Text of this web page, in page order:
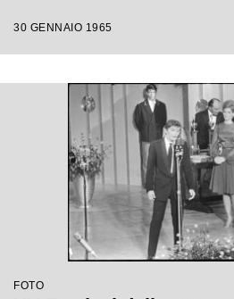
30 GENNAIO 1965
FOTO